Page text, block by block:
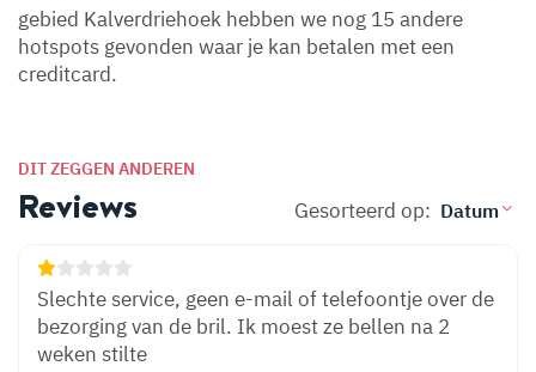
gebied Kalverdriehoek hebben we nog 15 andere
hotspots gevonden waar je kan betalen met een
creditcard.
DIT ZEGGEN ANDEREN
Reviews Gesorteerd op:
Slechte service, geen e-mail of telefoontje over de
bezorging van de bril. Ik moest ze bellen na 2
weken stilte